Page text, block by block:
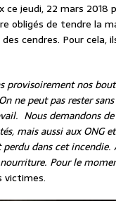
jeudi, 22 mars 2018
obligés de tendre la
cendres. Pour cela,
provisoirement nos
ne peut pas rester
Nous demandons de
mais aussi aux ONG
dans cet incendie.
Pour le
victimes.